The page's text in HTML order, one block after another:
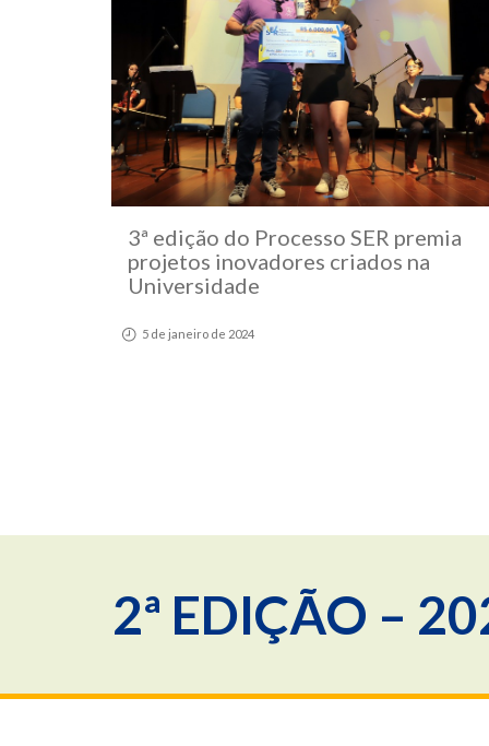
3ª edição do Processo SER premia
projetos inovadores criados na
Universidade
5 de janeiro de 2024
2ª EDIÇÃO –